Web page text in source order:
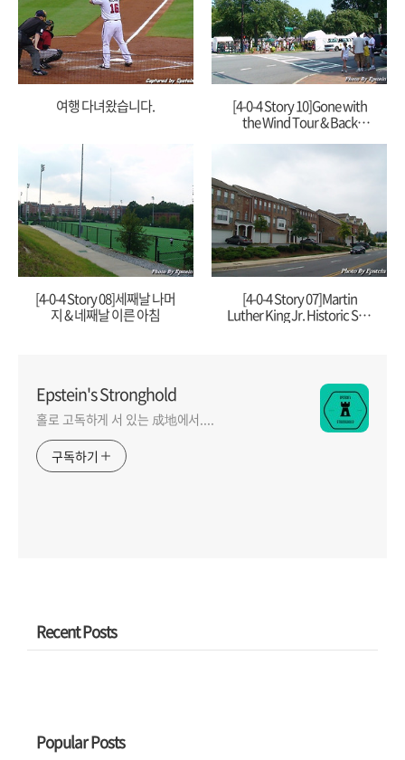
여행 다녀왔습니다.
[4-0-4 Story 10]Gone with
the Wind Tour & Back
[4-0-4 Story 08]세째날 나머
지 & 네째날 이른 아침
[4-0-4 Story 07]Martin
Luther King Jr. Historic Site
Epstein's Stronghold
홀로 고독하게 서 있는 成地에서....
구독하기
Recent Posts
Popular Posts